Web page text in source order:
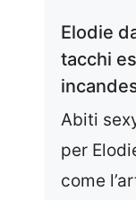
Elodie
tacchi
Abiti
per
come